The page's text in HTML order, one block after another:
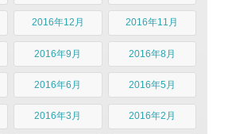
2016年12月 2016年11月
2016年9月 2016年8月
2016年6月 2016年5月
2016年3月 2016年2月